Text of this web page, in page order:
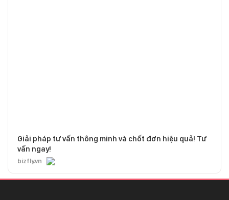
Giải pháp tư vấn thông minh và chốt đơn hiệu quả! Tư
vấn ngay!
bizfly.vn